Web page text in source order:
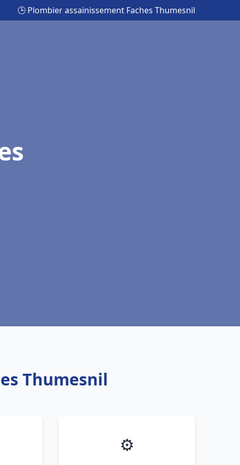
🕒 Plombier assainissement Faches Thumesnil
Thumesnil
⚙️